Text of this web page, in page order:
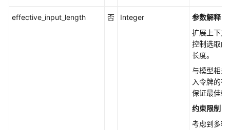
effective_input_length 否 Integer
参数解释：
扩展上下文
控制选取的
长度。
与模型相关
入令牌的
保证最佳输
约束限制：
考虑到多轮